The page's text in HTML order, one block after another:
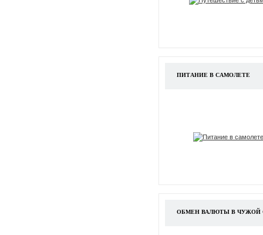
ПИТАНИЕ В САМОЛЕТЕ
ОБМЕН ВАЛЮТЫ В ЧУЖОЙ